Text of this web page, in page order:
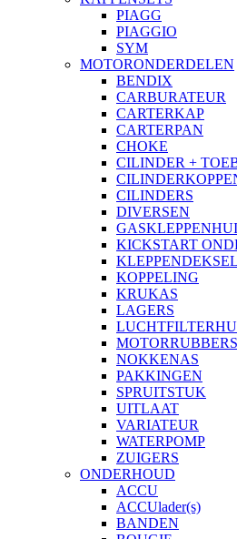
PIAGG
PIAGGIO
SYM
MOTORONDERDELEN
BENDIX
CARBURATEUR
CARTERKAP
CARTERPAN
CHOKE
CILINDER +
CILINDERS
DIVERSEN
KICKSTART
KLEPPENDEKSEL
KOPPELING
KRUKAS
LAGERS
MOTORRUBBERS
NOKKENAS
PAKKINGEN
SPRUITSTUK
UITLAAT
VARIATEUR
WATERPOMP
ZUIGERS
ONDERHOUD
ACCU
ACCUlader(s)
BANDEN